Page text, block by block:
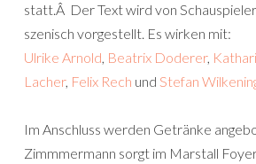
statt.Â Der Text wird von
szenisch vorgestellt. Es wirken mit:
Ulrike Arnold, Beatrix Doderer,
Lacher, Felix Rech und Stefan
Im Anschluss werden Getränke
Zimmmermann sorgt im Marstall